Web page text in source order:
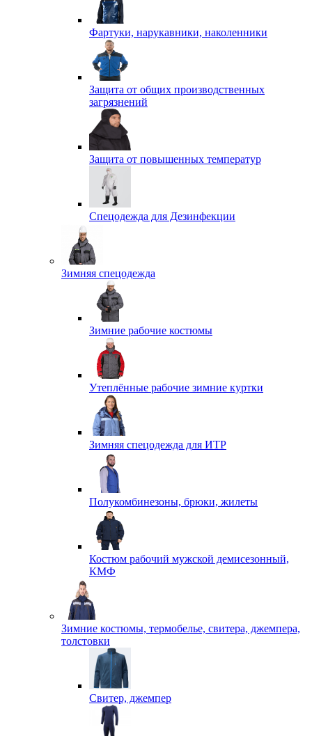
Фартуки, нарукавники, наколенники
Защита от общих производственных
загрязнений
Защита от повышенных температур
Спецодежда для Дезинфекции
Зимняя спецодежда
Зимние рабочие костюмы
Утеплённые рабочие зимние куртки
Зимняя спецодежда для ИТР
Полукомбинезоны, брюки, жилеты
Костюм рабочий мужской демисезонный,
КМФ
Зимние костюмы, термобелье, свитера, джемпера,
толстовки
Свитер, джемпер